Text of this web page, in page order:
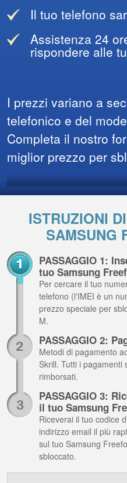
Il tuo telefono
Assistenza 24
rispondere alle
I prezzi variano a
telefonico e del
Completa il nostro
miglior prezzo per
ISTRUZIONI
SAMSUNG
PASSAGGIO 1:
tuo Samsung
Per cercare il tuo
telefono (l'IMEI è un
prezzo speciale per
M.
PASSAGGIO 2:
Metodi di pagamento
Skrill. Tutti i
rimborsati.
PASSAGGIO 3:
il tuo Samsung
Riceverai il tuo codice
indirizzo email il più
sul tuo Samsung
sbloccato.